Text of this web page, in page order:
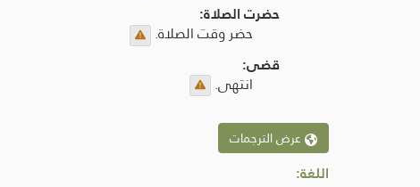
حضرت الصلاة:
حضر وقت الصلاة.
قضى:
انتهى.
عرض الترجمات
اللغة: